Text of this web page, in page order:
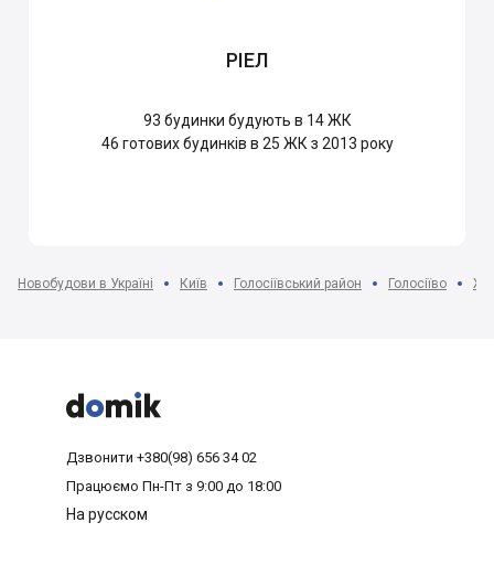
РІЕЛ
93 будинки будують в 14 ЖК
46 готових будинків в 25 ЖК з 2013 року
Новобудови в Україні Київ Голосіївський район Голосіїво ЖК



Дзвонити +380(98) 656 34 02
Працюємо Пн-Пт з 9:00 до 18:00
На русском